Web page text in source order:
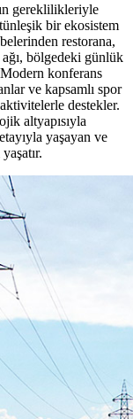
gereklilikleriyle
bir ekosistem
restorana,
bölgedeki günlük
konferans
ve kapsamlı spor
destekler.
altyapısıyla
yaşayan ve